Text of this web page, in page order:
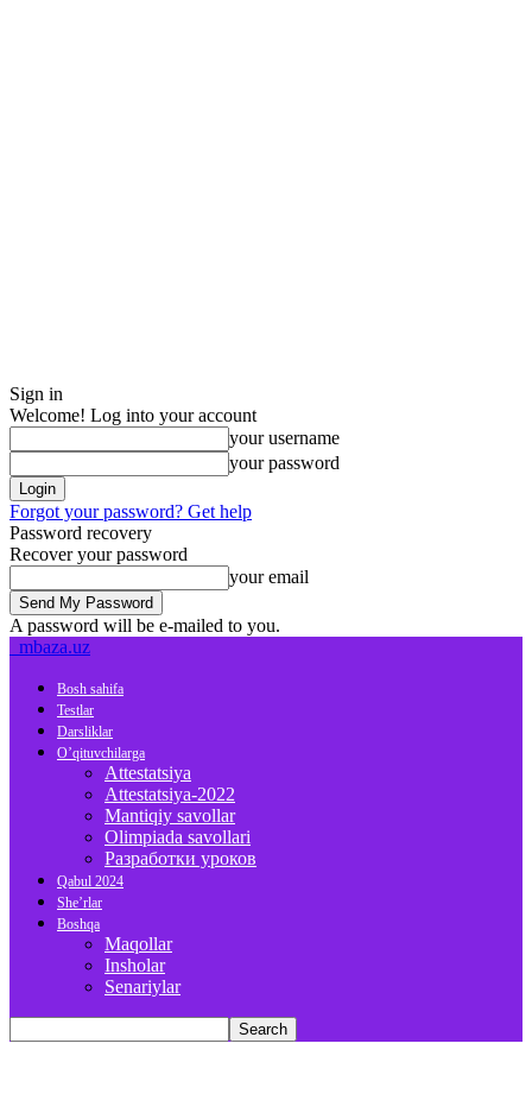
Sign in
Welcome! Log into your account
your username
your password
Forgot your password? Get help
Password recovery
Recover your password
your email
A password will be e-mailed to you.
mbaza.uz
Bosh sahifa
Testlar
Darsliklar
O’qituvchilarga
Attestatsiya
Attestatsiya-2022
Mantiqiy savollar
Olimpiada savollari
Разработки уроков
Qabul 2024
She’rlar
Boshqa
Maqollar
Insholar
Senariylar